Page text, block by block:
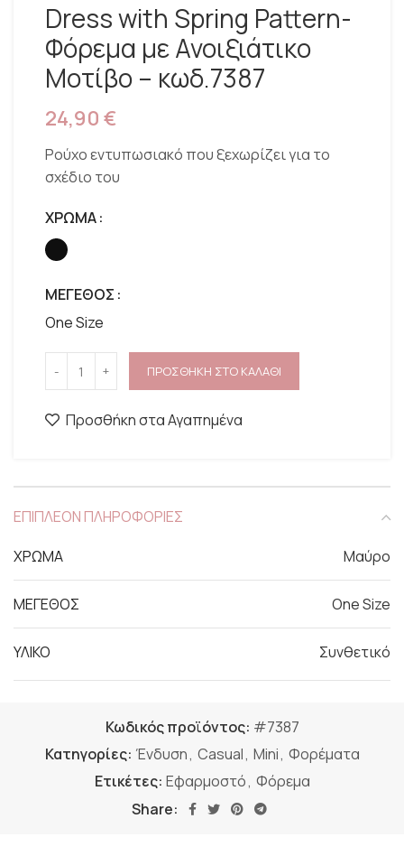
Dress with Spring Pattern-
Φόρεμα με Ανοιξιάτικο
Μοτίβο – κωδ.7387
24,90 €
Ρούχο εντυπωσιακό που ξεχωρίζει για το
σχέδιο του
ΧΡΩΜΑ
ΜΕΓΕΘΟΣ
One Size
ΠΡΟΣΘΗΚΗ ΣΤΟ ΚΑΛΑΘΙ
Προσθήκη στα Αγαπημένα
ΕΠΙΠΛΕΟΝ ΠΛΗΡΟΦΟΡΙΕΣ
ΧΡΩΜΑ
Μαύρο
ΜΕΓΕΘΟΣ One Size
ΥΛΙΚΟ Συνθετικό
Κωδικός προϊόντος: #7387
Κατηγορίες: Ένδυση, Casual, Mini, Φορέματα
Ετικέτες: Εφαρμοστό, Φόρεμα
Share: